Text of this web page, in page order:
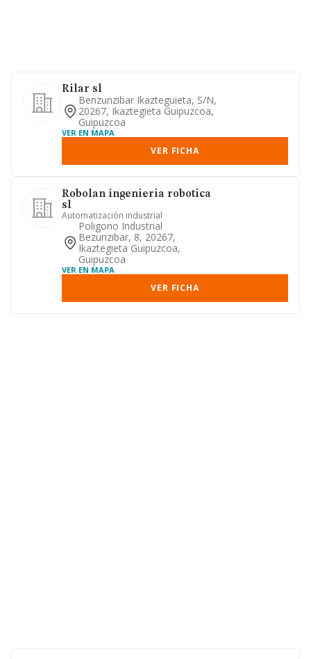
Rilar sl
Benzunzibar Ikazteguieta, S/n,
20267, Ikaztegieta Guipuzcoa,
Guipuzcoa
VER EN MAPA
VER FICHA
Robolan ingenieria robotica
sl
Automatización industrial
Poligono Industrial
Bezunzibar, 8, 20267,
Ikaztegieta Guipuzcoa,
Guipuzcoa
VER EN MAPA
VER FICHA